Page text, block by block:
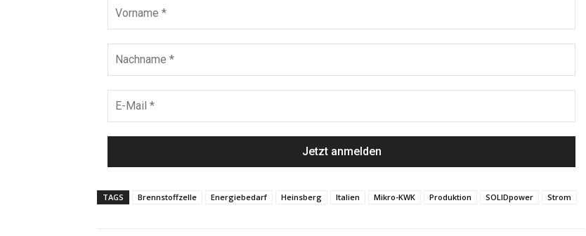
TAGS Brennstoffzelle Energiebedarf Heinsberg Italien Mikro-KWK Produktion SOLIDpower Strom